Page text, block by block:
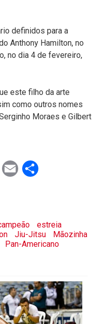
definidos para a
Anthony Hamilton, no
no dia 4 de fevereiro,
este filho da arte
como outros nomes
Moraes e Gilbert
EmailShare
estreia
Jiu-Jitsu
Mãozinha
Pan-Americano